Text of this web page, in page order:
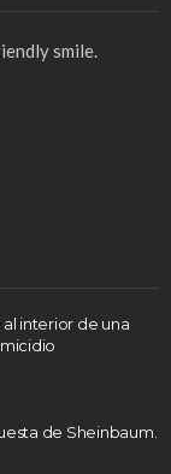
smile.
al interior de una
de Sheinbaum.